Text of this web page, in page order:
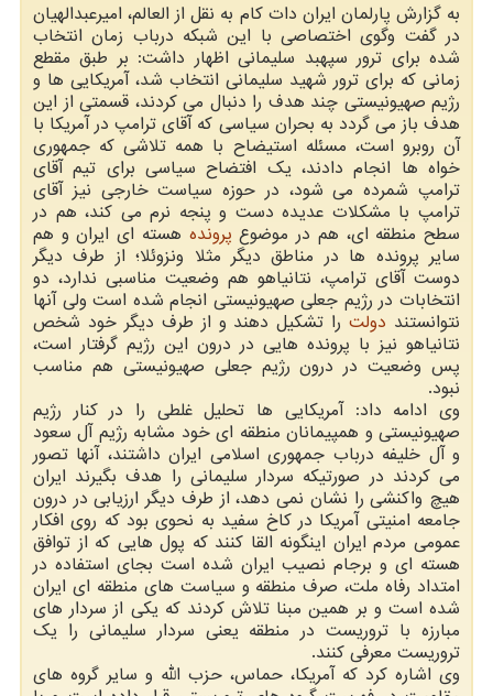
به گزارش پارلمان ایران دات كام به نقل از العالم، امیرعبدالهیان
در گفت وگوی اختصاصی با این شبكه درباب زمان انتخاب
شده برای ترور سپهبد سلیمانی اظهار داشت: بر طبق مقطع
زمانی كه برای ترور شهید سلیمانی انتخاب شد، آمریكایی ها و
رژیم صهیونیستی چند هدف را دنبال می كردند، قسمتی از این
هدف باز می گردد به بحران سیاسی كه آقای ترامپ در آمریكا با
آن روبرو است، مسئله استیضاح با همه تلاشی كه جمهوری
خواه ها انجام دادند، یك افتضاح سیاسی برای تیم آقای
ترامپ شمرده می شود، در حوزه سیاست خارجی نیز آقای
ترامپ با مشكلات عدیده دست و پنجه نرم می كند، هم در
سطح منطقه ای، هم در موضوع پرونده هسته ای ایران و هم
سایر پرونده ها در مناطق دیگر مثلا ونزوئلا؛ از طرف دیگر
دوست آقای ترامپ، نتانیاهو هم وضعیت مناسبی ندارد، دو
انتخابات در رژیم جعلی صهیونیستی انجام شده است ولی آنها
نتوانستند دولترا تشكیل دهند و از طرف دیگر خود شخص
نتانیاهو نیز با پرونده هایی در درون این رژیم گرفتار است،
پس وضعیت در درون رژیم جعلی صهیونیستی هم مناسب
نبود.
وی ادامه داد: آمریكایی ها تحلیل غلطی را در كنار رژیم
صهیونیستی و همپیمانان منطقه ای خود مشابه رژیم آل سعود
و آل خلیفه درباب جمهوری اسلامی ایران داشتند، آنها تصور
می كردند در صورتیكه سردار سلیمانی را هدف بگیرند ایران
هیچ واكنشی را نشان نمی دهد، از طرف دیگر ارزیابی در درون
جامعه امنیتی آمریكا در كاخ سفید به نحوی بود كه روی افكار
عمومی مردم ایران اینگونه القا كنند كه پول هایی كه از توافق
هسته ای و برجام نصیب ایران شده است بجای استفاده در
امتداد رفاه ملت، صرف منطقه و سیاست های منطقه ای ایران
شده است و بر همین مبنا تلاش كردند كه یكی از سردار های
مبارزه با تروریست در منطقه یعنی سردار سلیمانی را یك
تروریست معرفی كنند.
وی اشاره كرد كه آمریكا، حماس، حزب الله و سایر گروه های